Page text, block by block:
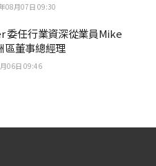
08月07日 09:30
委任行業資深從業員Mike
區董事總經理
06日 09:46